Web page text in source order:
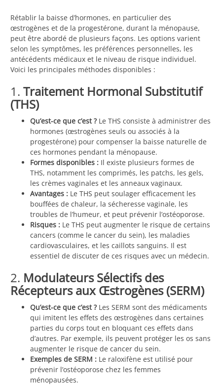
Rétablir la baisse d’hormones, en particulier des
œstrogènes et de la progestérone, durant la ménopause,
peut être abordé de plusieurs façons. Les options varient
selon les symptômes, les préférences personnelles, les
antécédents médicaux et le niveau de risque individuel.
Voici les principales méthodes disponibles :
1. Traitement Hormonal Substitutif
(THS)
Qu’est-ce que c’est ?Le THS consiste à administrer des
hormones (œstrogènes seuls ou associés à la
progestérone) pour compenser la baisse naturelle de
ces hormones pendant la ménopause.
Formes disponibles : Il existe plusieurs formes de
THS, notamment les comprimés, les patchs, les gels,
les crèmes vaginales et les anneaux vaginaux.
Avantages : Le THS peut soulager efficacement les
bouffées de chaleur, la sécheresse vaginale, les
troubles de l’humeur, et peut prévenir l’ostéoporose.
Risques : Le THS peut augmenter le risque de certains
cancers (comme le cancer du sein), les maladies
cardiovasculaires, et les caillots sanguins. Il est
essentiel de discuter de ces risques avec un médecin.
2. Modulateurs Sélectifs des
Récepteurs aux Œstrogènes (SERM)
Qu’est-ce que c’est ?Les SERM sont des médicaments
qui imitent les effets des œstrogènes dans certaines
parties du corps tout en bloquant ces effets dans
d’autres. Par exemple, ils peuvent protéger les os sans
augmenter le risque de cancer du sein.
Exemples de SERM : Le raloxifène est utilisé pour
prévenir l’ostéoporose chez les femmes
ménopausées.